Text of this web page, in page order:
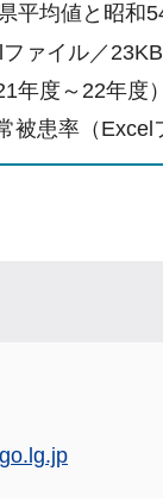
平均値と昭和
ァイル／23KB
年度～22年度
被患率（Excel